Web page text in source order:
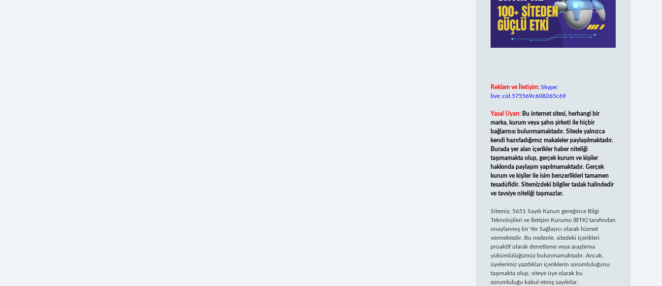
Reklam ve İletişim: Skype:
live:.cid.575569c608265c69
Yasal Uyarı: Bu internet sitesi, herhangi bir
marka, kurum veya şahıs şirketi ile hiçbir
bağlantısı bulunmamaktadır. Sitede yalnızca
kendi hazırladığımız makaleler paylaşılmaktadır.
Burada yer alan içerikler haber niteliği
taşımamakta olup, gerçek kurum ve kişiler
hakkında paylaşım yapılmamaktadır. Gerçek
kurum ve kişiler ile isim benzerlikleri tamamen
tesadüfidir. Sitemizdeki bilgiler taslak halindedir
ve tavsiye niteliği taşımazlar.
Sitemiz, 5651 Sayılı Kanun gereğince Bilgi
Teknolojileri ve İletişim Kurumu (BTK) tarafından
onaylanmış bir Yer Sağlayıcı olarak hizmet
vermektedir. Bu nedenle, sitedeki içerikleri
proaktif olarak denetleme veya araştırma
yükümlülüğümüz bulunmamaktadır. Ancak,
üyelerimiz yazdıkları içeriklerin sorumluluğunu
taşımakta olup, siteye üye olarak bu
sorumluluğu kabul etmiş sayılırlar.